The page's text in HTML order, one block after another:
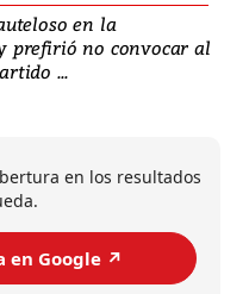
en la
prefirió no convocar al
...
en los resultados
en Google ↗️